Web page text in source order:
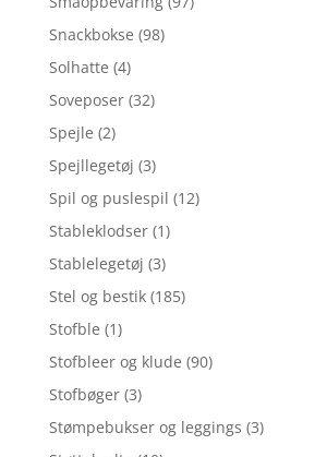
Snackbokse (98)
Solhatte (4)
Soveposer (32)
Spejle (2)
Spejllegetøj (3)
Spil og puslespil (12)
Stableklodser (1)
Stablelegetøj (3)
Stel og bestik (185)
Stofble (1)
Stofbleer og klude (90)
Stofbøger (3)
Stømpebukser og leggings (3)